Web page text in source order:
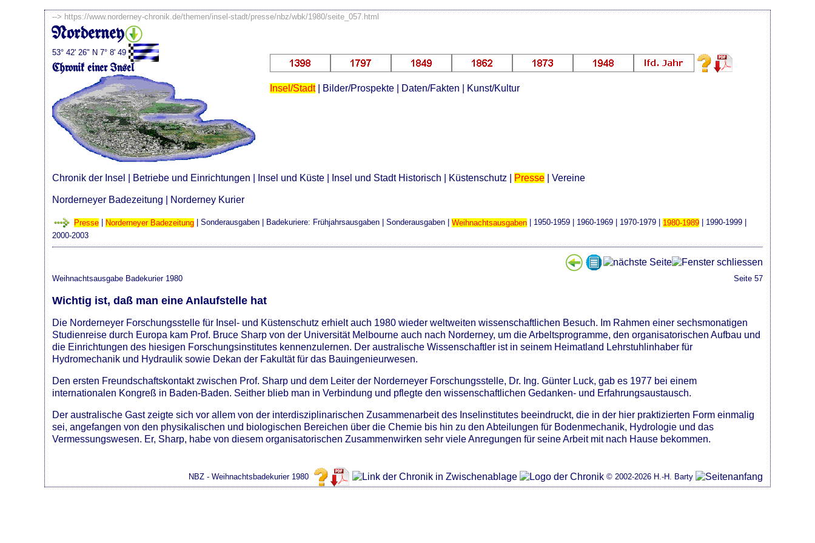
--> https://www.norderney-chronik.de/themen/insel-stadt/presse/nbz/wbk/1980/seite_057.html
Norderney
53° 42' 26" N 7° 8' 49
Chronik einer Insel
Insel/Stadt| Bilder/Prospekte| Daten/Fakten Kunst/Kultur
Chronik der Insel Betriebe und Einrichtungen Insel und Küste Insel und Stadt Historisch Küstenschutz Presse |Vereine
Norderneyer Badezeitung Norderney Kurier
Presse Norderneyer Badezeitung |Sonderausgaben | Badekuriere: Frühjahrsausgaben |Sonderausgaben |Weihnachtsausgaben 1950-1959 1960-1969 1970-1979 1980-1989 1990-1999
2000-2003
Weihnachtsausgabe Badekurier 1980 Seite 57
Wichtig ist, daß man eine Anlaufstelle hat
Die Norderneyer Forschungsstelle für Insel- und Küstenschutz erhielt auch 1980 wieder weltweiten wissenschaftlichen Besuch. Im Rahmen einer sechsmonatigen
Studienreise durch Europa kam Prof. Bruce Sharp von der Universität Melbourne auch nach Norderney, um die Arbeltsprogramme, den organisatorischen Aufbau und
die Einrichtungen des hiesigen Forschungsinstitutes kennenzulernen. Der australische Wissenschaftler ist in seinem Heimatland Lehrstuhlinhaber für
Hydromechanik und Hydraulik sowie Dekan der Fakultät für das Bauingenieurwesen.
Den ersten Freundschaftskontakt zwischen Prof. Sharp und dem Leiter der Norderneyer Forschungsstelle, Dr. Ing. Günter Luck, gab es 1977 bei einem
internationalen Kongreß in Baden-Baden. Seither blieb man in Verbindung und pflegte den wissenschaftlichen Gedanken- und Erfahrungsaustausch.
Der australische Gast zeigte sich vor allem von der interdisziplinarischen Zusammenarbeit des Inselinstitutes beeindruckt, die in der hier praktizierten Form einmalig
sei, angefangen von den physikalischen und biologischen Bereichen über die Chemie bis hin zu den Abteilungen für Bodenmechanik, Hydrologie und das
Vermessungswesen. Er, Sharp, habe von diesem organisatorischen Zusammenwirken sehr viele Anregungen für seine Arbeit mit nach Hause bekommen.
NBZ - Weihnachtsbadekurier 1980 © 2002-2026 H.-H. Barty